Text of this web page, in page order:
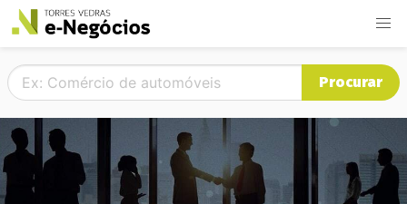
Procurar